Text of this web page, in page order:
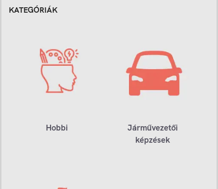
KATEGÓRIÁK
Hobbi
Járművezetői
képzések